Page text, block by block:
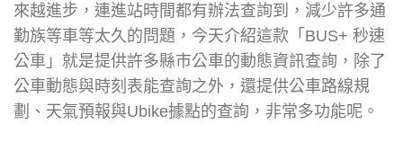
來越進步，連進站時間都有辦法查詢到，減少許多通
勤族等車等太久的問題，今天介紹這款「BUS+ 秒速
公車」就是提供許多縣市公車的動態資訊查詢，除了
公車動態與時刻表能查詢之外，還提供公車路線規
劃、天氣預報與Ubike據點的查詢，非常多功能呢。